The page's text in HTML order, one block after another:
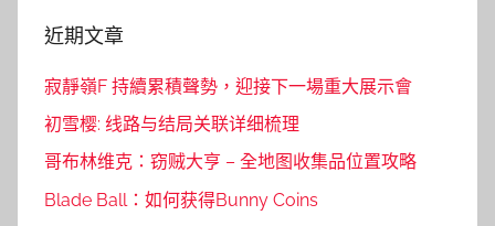
近期文章
寂靜嶺F 持續累積聲勢，迎接下一場重大展示會
初雪樱: 线路与结局关联详细梳理
哥布林维克：窃贼大亨 – 全地图收集品位置攻略
Blade Ball：如何获得Bunny Coins